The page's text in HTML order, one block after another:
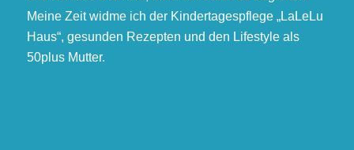
Meine Zeit widme ich der Kindertagespflege „LaLeLu
Haus“, gesunden Rezepten und den Lifestyle als
50plus Mutter.